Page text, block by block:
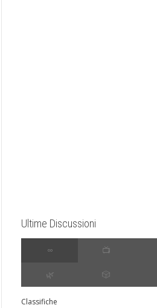
Ultime Discussioni
∞ 📺
🌿 🎲
Classifiche